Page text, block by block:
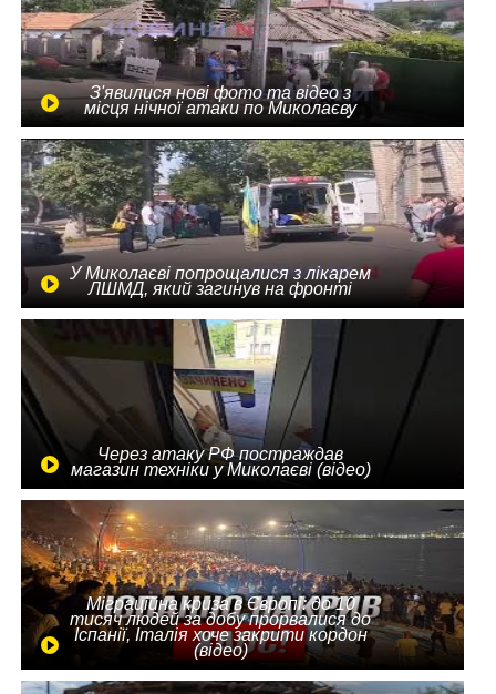
З'явилися нові фото та відео з
місця нічної атаки по Миколаєву
У Миколаєві попрощалися з лікарем
ЛШМД, який загинув на фронті
Через атаку РФ постраждав
магазин техніки у Миколаєві (відео)
Міграційна криза в Європі: до 10
тисяч людей за добу прорвалися до
Іспанії, Італія хоче закрити кордон
(відео)